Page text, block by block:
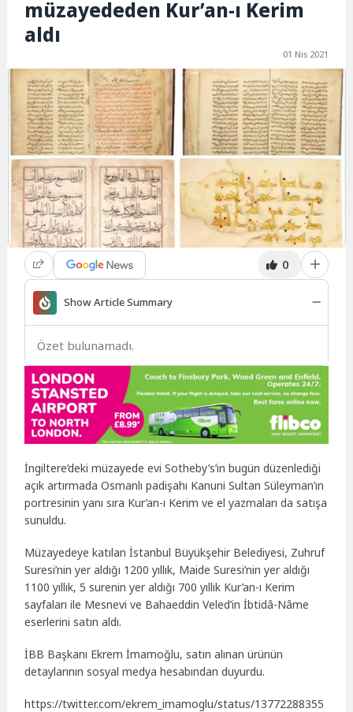
müzayededen Kur’an-ı Kerim
aldı
01 Nis 2021
0
Show Article Summary
Özet bulunamadı.
İngiltere’deki müzayede evi Sotheby’s’in bugün düzenlediği
açık artırmada Osmanlı padişahı Kanuni Sultan Süleyman’ın
portresinin yanı sıra Kur’an-ı Kerim ve el yazmaları da satışa
sunuldu.
Müzayedeye katılan İstanbul Büyükşehir Belediyesi, Zuhruf
Suresi’nin yer aldığı 1200 yıllık, Maide Suresi’nin yer aldığı
1100 yıllık, 5 surenin yer aldığı 700 yıllık Kur’an-ı Kerim
sayfaları ile Mesnevi ve Bahaeddin Veled’in İbtidâ-Nâme
eserlerini satın aldı.
İBB Başkanı Ekrem İmamoğlu, satın alınan ürünün
detaylarının sosyal medya hesabından duyurdu.
https://twitter.com/ekrem_imamoglu/status/13772288355